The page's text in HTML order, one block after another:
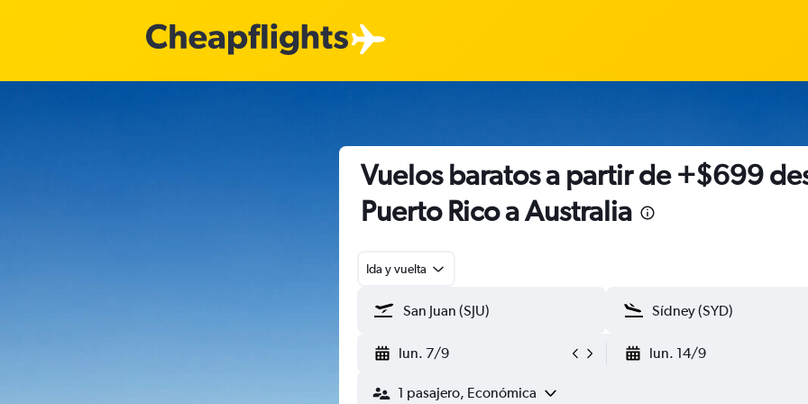
Vuelos baratos a partir de +$699
Puerto Rico a Australia
Ida y vuelta
lun. 7/9 lun. 14/9
1 pasajero, Económica